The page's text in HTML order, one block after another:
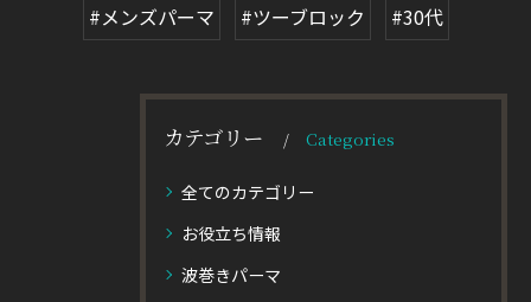
#メンズパーマ #ツーブロック #30代
カテゴリー Categories
全てのカテゴリー
お役立ち情報
波巻きパーマ